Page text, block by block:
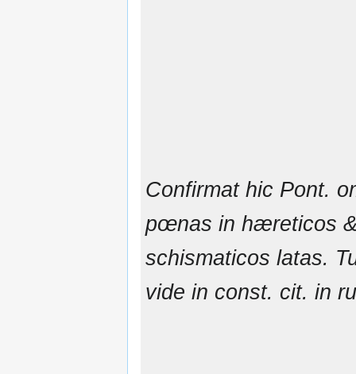
Confirmat hic Pont.
pœnas in hæreticos
schismaticos latas.
vide in const. cit. in